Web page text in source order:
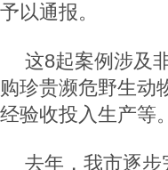
予以通报。
这8起案例涉及
购珍贵濒危野生动
经验收投入生产等。
去年，我市逐